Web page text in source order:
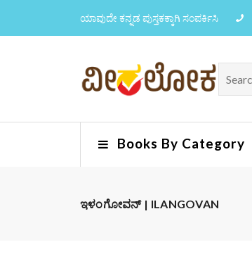
ಯಾವುದೇ ಕನ್ನಡ ಪುಸ್ತಕಕ್ಕಾಗಿ ಸಂಪರ್ಕಿಸಿ
Books By Category
ಇಳಂಗೋವನ್ | ILANGOVAN